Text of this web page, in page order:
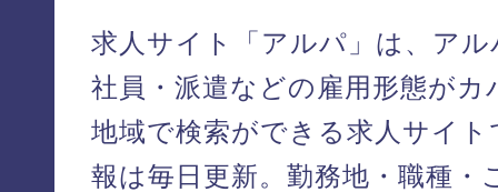
求人サイト「アルパ」は、ア
社員・派遣などの雇用形態が
地域で検索ができる求人サイ
報は毎日更新。勤務地・職種・